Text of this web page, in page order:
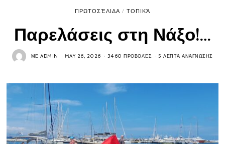
ΠΡΩΤΟΣΈΛΙΔΑ / ΤΟΠΙΚΆ
Παρελάσεις στη Νάξο!…
ΜΕADMIN MAY 26, 2026 3460 ΠΡΟΒΟΛΈΣ 5 ΛΕΠΤΆ ΑΝΆΓΝΩΣΗΣ